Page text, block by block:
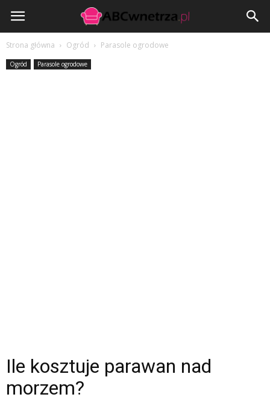
ABCwnetrza.pl
Strona główna Ogród Parasole ogrodowe
Ogród Parasole ogrodowe
Ile kosztuje parawan nad
morzem?